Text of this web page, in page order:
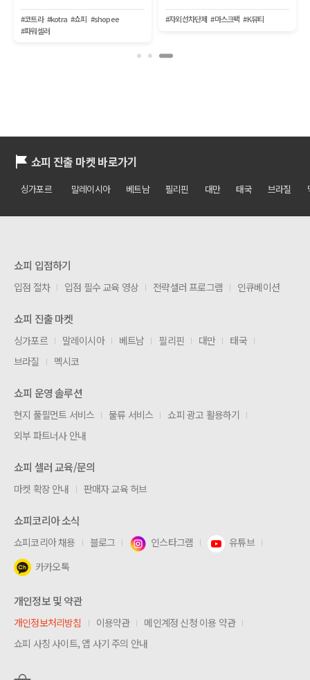
#코트라 #kotra #쇼피 #shopee
#파워셀러
#자외선차단제 #마스크팩 #K뷰티
쇼피 진출 마켓 바로가기
싱가포르 말레이시아 베트남 필리핀 대만 태국 브라질
쇼피 입점하기
입점 절차 입점 필수 교육 영상 전략셀러 프로그램 인큐베이션
쇼피 진출 마켓
싱가포르 말레이시아 베트남 필리핀 대만
태국
브라질
멕시코
쇼피 운영 솔루션
현지 풀필먼트 서비스 물류 서비스
쇼피 광고 활용하기
외부 파트너사 안내
쇼피 셀러 교육/문의
마켓 확장 안내 판매자 교육 허브
쇼피코리아 소식
쇼피코리아 채용 블로그 인스타그램
유튜브
카카오톡
개인정보 및 약관
개인정보처리방침 이용약관
메인계정 신청 이용 약관
쇼피 사칭 사이트, 앱 사기 주의 안내